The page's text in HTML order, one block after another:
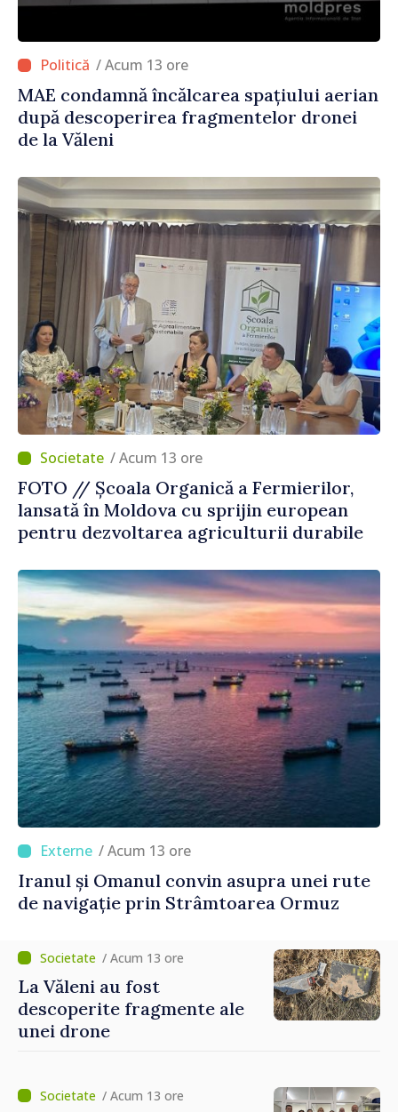
/ Acum 13 ore
MAE condamnă încălcarea spațiului aerian
după descoperirea fragmentelor dronei
de la Văleni
/ Acum 13 ore
FOTO // Școala Organică a Fermierilor,
lansată în Moldova cu sprijin european
pentru dezvoltarea agriculturii durabile
/ Acum 13 ore
Iranul și Omanul convin asupra unei rute
de navigație prin Strâmtoarea Ormuz
/ Acum 13 ore
La Văleni au fost
descoperite fragmente ale
unei drone
/ Acum 13 ore